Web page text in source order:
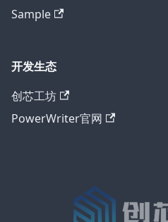
Sample
开发生态
创芯工坊
PowerWriter官网